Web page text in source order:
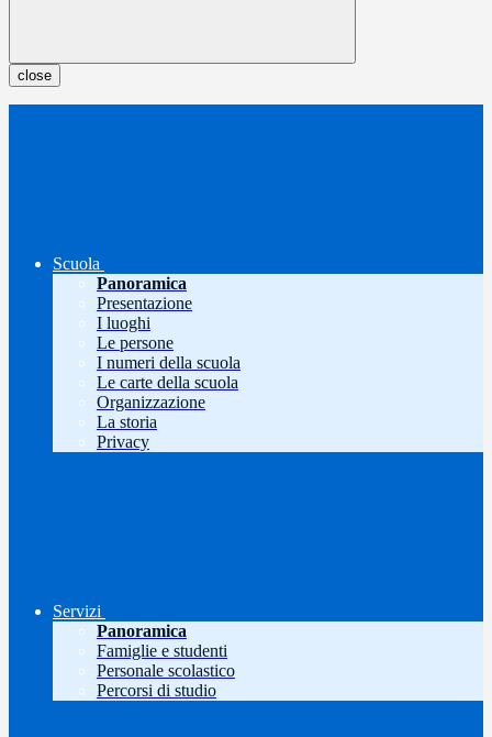
close
Scuola
Panoramica
Presentazione
I luoghi
Le persone
I numeri della scuola
Le carte della scuola
Organizzazione
La storia
Privacy
Servizi
Panoramica
Famiglie e studenti
Personale scolastico
Percorsi di studio